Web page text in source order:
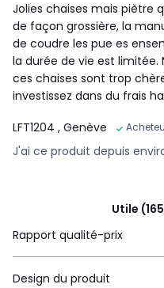
Jolies chaises mais piètre
de façon grossière, la
de coudre les pue es
la durée de vie est
ces chaises sont trop
investissez dans du frais
LFT1204 , Genève
J'ai ce produit depuis
Utile
Rapport qualité-prix
Design du produit